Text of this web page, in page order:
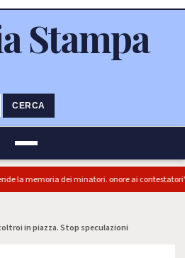
CERCA
la memoria dei minatori. onore ai contestatori"
in piazza. Stop speculazioni